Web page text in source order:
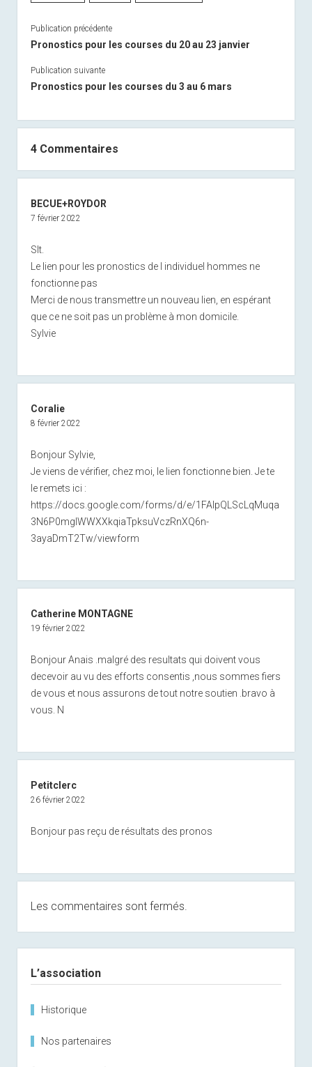
Publication précédente
Pronostics pour les courses du 20 au 23 janvier
Publication suivante
Pronostics pour les courses du 3 au 6 mars
4 Commentaires
BECUE+ROYDOR
7 février 2022
Slt.
Le lien pour les pronostics de l individuel hommes ne
fonctionne pas
Merci de nous transmettre un nouveau lien, en espérant
que ce ne soit pas un problème à mon domicile.
Sylvie
Coralie
8 février 2022
Bonjour Sylvie,
Je viens de vérifier, chez moi, le lien fonctionne bien. Je te
le remets ici :
https://docs.google.com/forms/d/e/1FAIpQLScLqMuqa
3N6P0mglWWXXkqiaTpksuVczRnXQ6n-
3ayaDmT2Tw/viewform
Catherine MONTAGNE
19 février 2022
Bonjour Anais .malgré des resultats qui doivent vous
decevoir au vu des efforts consentis ,nous sommes fiers
de vous et nous assurons de tout notre soutien .bravo à
vous. N
Petitclerc
26 février 2022
Bonjour pas reçu de résultats des pronos
Les commentaires sont fermés.
L’association
Historique
Nos partenaires